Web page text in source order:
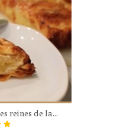
reines de la...